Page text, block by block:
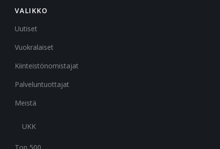
VALIKKO
Uutiset
Vuokralaiset
Kiinteistönomistajat
Palveluntuottajat
Meistä
UKK